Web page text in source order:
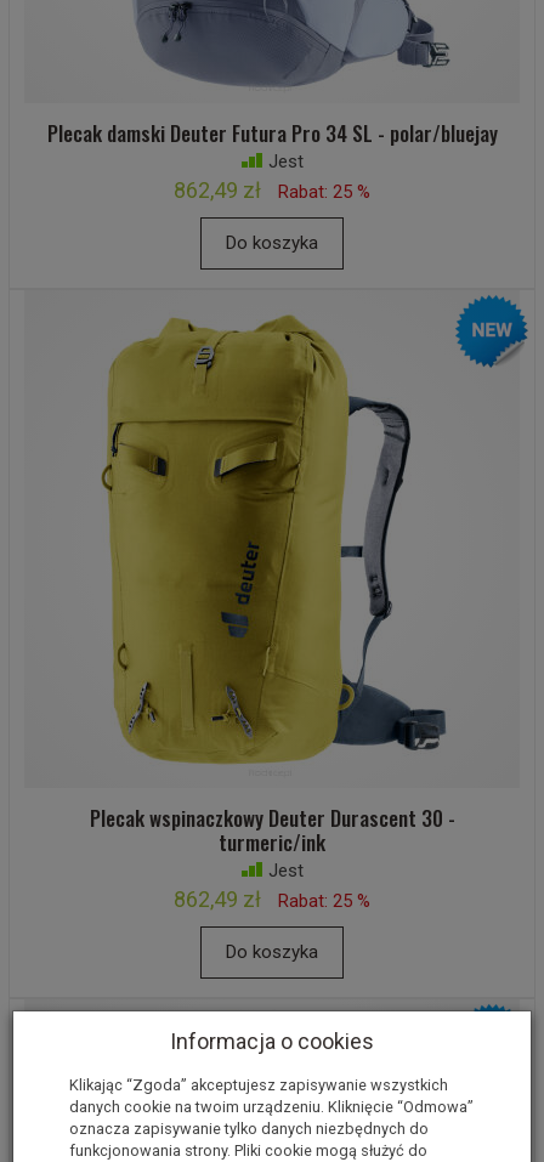
Plecak damski Deuter Futura Pro 34 SL - polar/bluejay
Jest
862,49 zł Rabat: 25 %
Do koszyka
Plecak wspinaczkowy Deuter Durascent 30 -
turmeric/ink
Jest
862,49 zł Rabat: 25 %
Do koszyka
Informacja o cookies
Klikając “Zgoda” akceptujesz zapisywanie wszystkich
danych cookie na twoim urządzeniu. Kliknięcie “Odmowa”
oznacza zapisywanie tylko danych niezbędnych do
funkcjonowania strony. Pliki cookie mogą służyć do